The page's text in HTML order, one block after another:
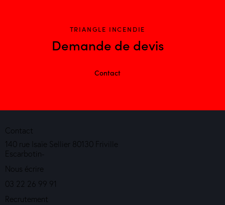
TRIANGLE INCENDIE
Demande de devis
Contact
Contact
140 rue Isaïe Sellier 80130 Friville
Escarbotin-
Nous écrire
03 22 26 99 91
Recrutement